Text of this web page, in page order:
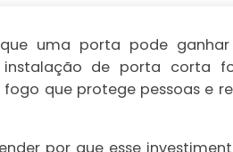
uma porta pode
instalação de porta corta
fogo que protege pessoas e